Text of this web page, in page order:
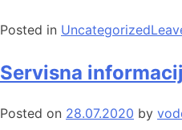
Posted in Uncategorized
Servisna
Posted on 28.07.2020 by